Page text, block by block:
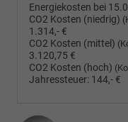
Energiekosten bei
CO2 Kosten (niedrig)
1.314,- €
CO2 Kosten (mittel)
3.120,75 €
CO2 Kosten (hoch)
Jahressteuer: 144,- €